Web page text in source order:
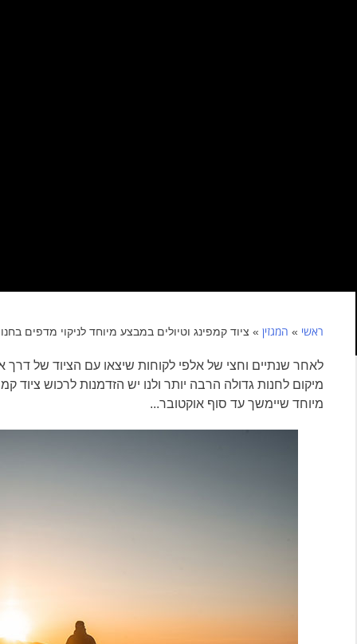
ראשי » המגזין » ציוד קמפינג וטיולים במבצע מיוחד לניקוי מדפים
לאחר שנתיים וחצי של אלפי לקוחות שיצאו עם הציוד של דרך
מיקום לחנות גדולה הרבה יותר ולנו יש הזדמנות לרכוש ציוד
מיוחד שיימשך עד סוף אוקטובר...